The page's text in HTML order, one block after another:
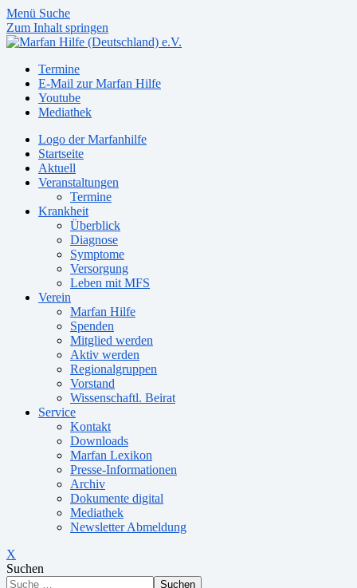
Menü Suche
Zum Inhalt springen
Termine
E-Mail zur Marfan Hilfe
Youtube
Mediathek
Logo der Marfanhilfe
Startseite
Aktuell
Veranstaltungen
Termine
Krankheit
Überblick
Diagnose
Symptome
Versorgung
Leben mit MFS
Verein
Marfan Hilfe
Spenden
Mitglied werden
Aktiv werden
Regionalgruppen
Vorstand
Wissenschaftl. Beirat
Service
Kontakt
Downloads
Marfan Lexikon
Presse-Informationen
Archiv
Dokumente digital
Mediathek
Newsletter Abmeldung
X
Suchen
Suchen